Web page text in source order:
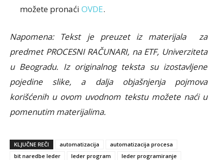
možete pronaći OVDE.
Napomena: Tekst je preuzet iz materijala za
predmet PROCESNI RAČUNARI, na ETF, Univerziteta
u Beogradu. Iz originalnog teksta su izostavljene
pojedine slike, a dalja objašnjenja pojmova
korišćenih u ovom uvodnom tekstu možete naći u
pomenutim materijalima.
KLJUČNE REČI automatizacija
automatizacija procesa
bit naredbe leder
leder program
leder programiranje